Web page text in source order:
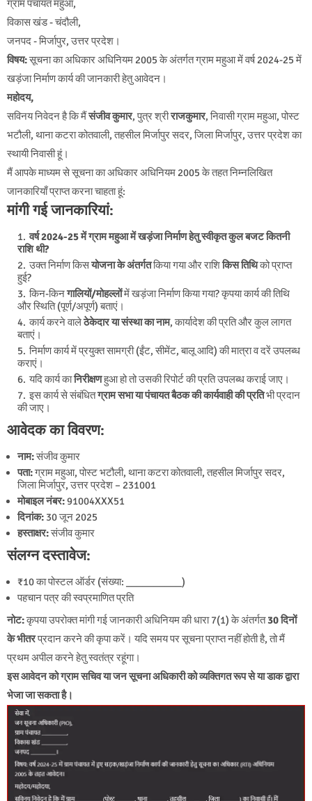
ग्राम पंचायत महुआ,
विकास खंड - चंदौली,
जनपद - मिर्जापुर, उत्तर प्रदेश।
विषय:सूचना का अधिकार अधिनियम 2005 के अंतर्गत ग्राम महुआ में वर्ष 2024-25 में
खड़ंजा निर्माण कार्य की जानकारी हेतु आवेदन।
महोदय,
सविनय निवेदन है कि मैंसंजीवकुमार, पुत्र श्रीराजकुमार, निवासी ग्राम महुआ, पोस्ट
भटौली, थाना कटरा कोतवाली, तहसील मिर्जापुर सदर, जिला मिर्जापुर, उत्तर प्रदेश का
स्थायी निवासी हूं।
मैं आपके माध्यम से सूचना का अधिकार अधिनियम 2005 के तहत निम्नलिखित
जानकारियाँ प्राप्त करना चाहता हूं:
मांगी गई जानकारियां:
वर्ष 2024-25 में ग्राम महुआ में खड़ंजा निर्माण हेतु स्वीकृत कुल बजट कितनी
राशि थी?
उक्त निर्माण किसयोजना के अंतर्गतकिया गया और राशिकिस तिथिको प्राप्त
हुई?
किन-किनगालियों/मोहल्लोंमें खड़ंजा निर्माण किया गया? कृपया कार्य की तिथि
और स्थिति (पूर्ण/अपूर्ण) बताएं।
कार्य करने वालेठेकेदार या संस्था का नाम, कार्यादेश की प्रति और कुल लागत
बताएं।
निर्माण कार्य में प्रयुक्त सामग्री (ईंट, सीमेंट, बालू आदि) की मात्रा व दरें उपलब्ध
कराएं।
यदि कार्य कानिरीक्षणहुआ हो तो उसकी रिपोर्ट की प्रति उपलब्ध कराई जाए।
इस कार्य से संबंधितग्राम सभा या पंचायत बैठक की कार्यवाही की प्रतिभी प्रदान
की जाए।
आवेदक का विवरण:
नाम:संजीव कुमार
पता:ग्राम महुआ, पोस्ट भटौली, थाना कटरा कोतवाली, तहसील मिर्जापुर सदर,
जिला मिर्जापुर, उत्तर प्रदेश – 231001
मोबाइल नंबर:91004XXX51
दिनांक: 30 जून 2025
हस्ताक्षर:संजीव कुमार
संलग्न दस्तावेज:
₹10 का पोस्टल ऑर्डर (संख्या: __________)
पहचान पत्र की स्वप्रमाणित प्रति
नोट:कृपया उपरोक्त मांगी गई जानकारी अधिनियम की धारा 7(1) के अंतर्गत30 दिनों
के भीतरप्रदान करने की कृपा करें। यदि समय पर सूचना प्राप्त नहीं होती है, तो मैं
प्रथम अपील करने हेतु स्वतंत्र रहूंगा।
इस आवेदन को ग्राम सचिव या जन सूचना अधिकारी को व्यक्तिगत रूप से या डाक द्वारा
भेजा जा सकता है।